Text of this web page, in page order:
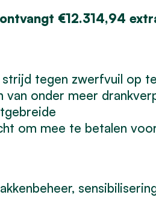
€12.314,94
tegen zwerfvuil op
onder meer
om mee te betalen